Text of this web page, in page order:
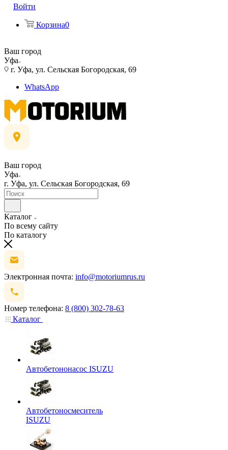
Войти
Корзина0
Ваш город
Уфа
г. Уфа, ул. Сельская Богородская, 69
WhatsApp
Ваш город
Уфа
г. Уфа, ул. Сельская Богородская, 69
Каталог
По всему сайту
По каталогу
Электронная почта: info@motoriumrus.ru
Номер телефона: 8 (800) 302-78-63
Каталог
Автобетононасос ISUZU
Автобетоносмеситель
ISUZU